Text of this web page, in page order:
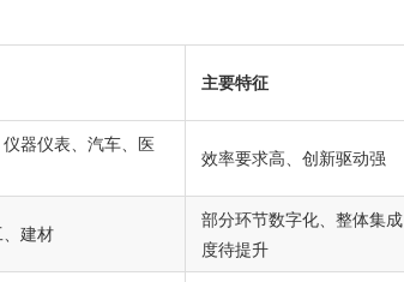
主要特征
器仪表、汽车、医
效率要求高、创新驱动强
建材
部分环节数字化、整体集成
度待提升